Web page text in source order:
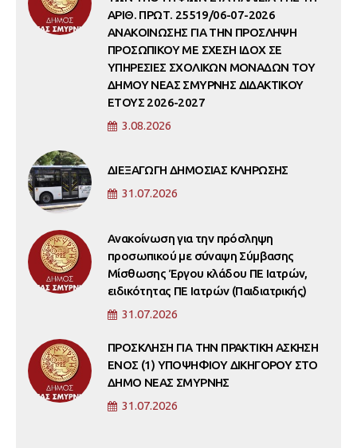
ΑΡΙΘ. ΠΡΩΤ. 25519/06-07-2026
ΑΝΑΚΟΙΝΩΣΗΣ ΓΙΑ ΤΗΝ ΠΡΟΣΛΗΨΗ
ΠΡΟΣΩΠΙΚΟΥ ΜΕ ΣΧΕΣΗ ΙΔΟΧ ΣΕ
ΥΠΗΡΕΣΙΕΣ ΣΧΟΛΙΚΩΝ ΜΟΝΑΔΩΝ ΤΟΥ
ΔΗΜΟΥ ΝΕΑΣ ΣΜΥΡΝΗΣ ΔΙΔΑΚΤΙΚΟΥ
ΕΤΟΥΣ 2026-2027
3.08.2026
ΔΙΕΞΑΓΩΓΗ ΔΗΜΟΣΙΑΣ ΚΛΗΡΩΣΗΣ
31.07.2026
Ανακοίνωση για την πρόσληψη
προσωπικού με σύναψη Σύμβασης
Μίσθωσης Έργου κλάδου ΠΕ Ιατρών,
ειδικότητας ΠΕ Ιατρών (Παιδιατρικής)
31.07.2026
ΠΡΟΣΚΛΗΣΗ ΓΙΑ ΤΗΝ ΠΡΑΚΤΙΚΗ ΑΣΚΗΣΗ
ΕΝΟΣ (1) ΥΠΟΨΗΦΙΟΥ ΔΙΚΗΓΟΡΟΥ ΣΤΟ
ΔΗΜΟ ΝΕΑΣ ΣΜΥΡΝΗΣ
31.07.2026